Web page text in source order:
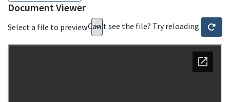
Document Viewer
Select a file to preview:Can't see the file? Try reloading